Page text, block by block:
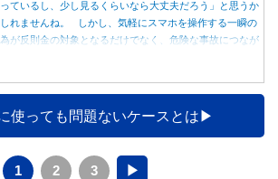
っているし、少し見るくらいなら大丈夫だろう」と思うか
しれませんね。 しかし、気軽にスマホを操作する一瞬の
が反則金の対象となるだけでなく、危険な事故につなが
使っても問題ないケースとは
1 2 3 ▶